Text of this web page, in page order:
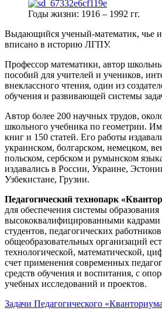
Годы жизни: 1916 – 1992 гг.
Выдающийся ученый-математик, чье
вписано в историю ЛГПУ.
Профессор математики, автор
пособий для учителей и учеников,
внеклассного чтения, один из
обучения и развивающей системы
Автор более 200 научных трудов,
школьного учебника по геометрии.
книг и 150 статей. Его работы
украинском, болгарском, немецком,
польском, сербском и румынском
издавались в России, Украине,
Узбекистане, Грузии.
Педагогический технопарк
для обеспечения системы образования
высококвалифицированными кадрами
студентов, педагогических
общеобразовательных организаций
технологической, математической,
счет применения современных
средств обучения и воспитания, с
учебных исследований и проектов.
Задачи Педагогического